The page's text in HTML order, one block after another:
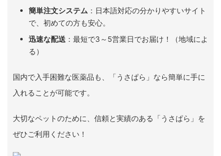
簡単注文システム ：日本語対応の分かりやすいサイト
で、初めての方も安心。
迅速な配送 ：最短で3～5営業日でお届け！（地域によ
る）
国内で入手困難な医薬品も、「うさぱら」なら簡単に手に
入れることが可能です。
大切なペットのために、信頼と実績のある「うさぱら」を
ぜひご利用ください！